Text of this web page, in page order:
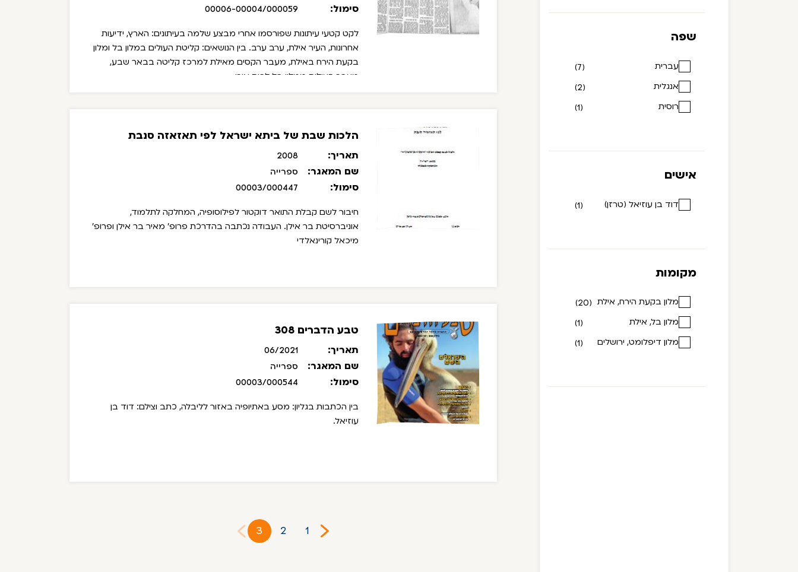
שפה
עברית
(7)
אנגלית
(2)
רוסית
(1)
אישים
דוד בן עוזיאל (טרזן) (1)
מקומות
מלון בקעת הירח, אילת (20)
מלון בל, אילת
(1)
מלון דיפלומט, ירושלים
(1)
סימול: 00006-00004/000059
לקט קטעי עיתונות שפורסמו אחרי מבצע שלמה בעיתונים: הארץ, ידיעות
אחרונות, העיר אילת, ערב ערב. בין הנושאים: קליטת העולים במלון בל ומלון
בקעת הירח באילת, מעבר הקסים מאילת למרכז קליטה בבאר שבע,
מעבר העולים ממלון בל לבית אורן.
הלכות שבת של ביתא ישראל לפי תאזאזה סנבת
תאריך: 2008
שם המאגר: ספרייה
סימול: 00003/000447
חיבור לשם קבלת התואר דוקטור לפילוסופיה, המחלקה לתלמוד,
אוניברסיטת בר אילן. העבודה נכתבה בהדרכת פרופ' מאיר בר אילן ופרופ'
מיכאל קורינאלדי
טבע הדברים 308
תאריך: 06/2021
שם המאגר: ספרייה
סימול: 00003/000544
בין הכתבות בגליון: מסע באתיופיה באזור לליבלה, כתב וצילם: דוד בן
עוזיאל.
1
2
3